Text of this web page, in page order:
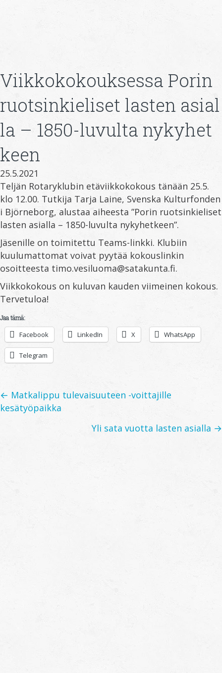
Viikkokokouksessa Porin
ruotsinkieliset lasten asial
la – 1850-luvulta nykyhet
keen
25.5.2021
Teljän Rotaryklubin etäviikkokokous tänään 25.5.
klo 12.00. Tutkija Tarja Laine, Svenska Kulturfonden
i Björneborg, alustaa aiheesta ”Porin ruotsinkieliset
lasten asialla – 1850-luvulta nykyhetkeen”.
Jäsenille on toimitettu Teams-linkki. Klubiin
kuulumattomat voivat pyytää kokouslinkin
osoitteesta timo.vesiluoma@satakunta.fi.
Viikkokokous on kuluvan kauden viimeinen kokous.
Tervetuloa!
Jaa tämä:
Facebook LinkedIn X WhatsApp
Telegram
Posts
navigation
← Matkalippu tulevaisuuteen -voittajille
kesätyöpaikka
Yli sata vuotta lasten asialla →